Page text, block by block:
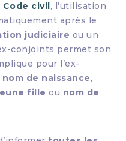
civil, l’utilisation
après le
judiciaire ou un
conjoints permet son
pour l’ex-
nom de naissance,
fille ou nom de